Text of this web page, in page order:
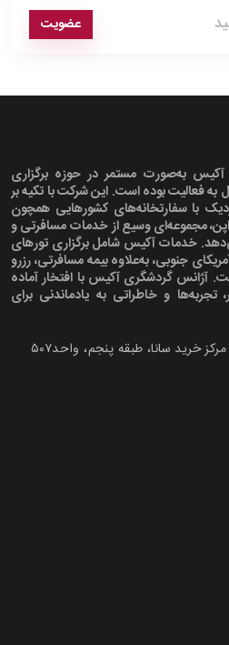
عضویت
آکیس به‌صورت مستمر در حوزه برگزاری
فعالیت بوده است. این شرکت با تکیه بر
با سفارتخانه‌های کشورهایی همچون
ژاپن، مجموعه‌ای وسیع از خدمات مسافرتی و
خدمات آکیس شامل برگزاری تورهای
جنوبی، به‌علاوه بیمه مسافرتی، رزرو
آژانس گردشگری آکیس با افتخار آماده
و خاطراتی به یادماندنی برای
خرید سانا، طبقه پنجم، واحد۵۰۷‍